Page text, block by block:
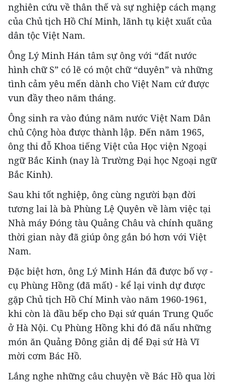
nghiên cứu về thân thế và sự nghiệp cách mạng
của Chủ tịch Hồ Chí Minh, lãnh tụ kiệt xuất của
dân tộc Việt Nam.
Ông Lý Minh Hán tâm sự ông với “đất nước
hình chữ S” có lẽ có một chữ “duyên” và những
tình cảm yêu mến dành cho Việt Nam cứ được
vun đầy theo năm tháng.
Ông sinh ra vào đúng năm nước Việt Nam Dân
chủ Cộng hòa được thành lập. Đến năm 1965,
ông thi đỗ Khoa tiếng Việt của Học viện Ngoại
ngữ Bắc Kinh (nay là Trường Đại học Ngoại ngữ
Bắc Kinh).
Sau khi tốt nghiệp, ông cùng người bạn đời
tương lai là bà Phùng Lệ Quyên về làm việc tại
Nhà máy Đóng tàu Quảng Châu và chính quãng
thời gian này đã giúp ông gắn bó hơn với Việt
Nam.
Đặc biệt hơn, ông Lý Minh Hán đã được bố vợ -
cụ Phùng Hồng (đã mất) - kể lại vinh dự được
gặp Chủ tịch Hồ Chí Minh vào năm 1960-1961,
khi còn là đầu bếp cho Đại sứ quán Trung Quốc
ở Hà Nội. Cụ Phùng Hồng khi đó đã nấu những
món ăn Quảng Đông giản dị để Đại sứ Hà Vĩ
mời cơm Bác Hồ.
Lắng nghe những câu chuyện về Bác Hồ qua lời